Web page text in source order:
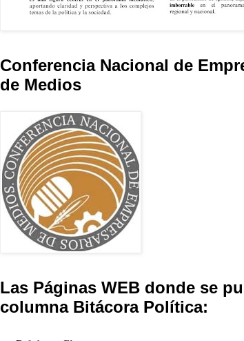
Conferencia Nacional de
de Medios
Las Páginas WEB donde se
columna Bitácora Política: